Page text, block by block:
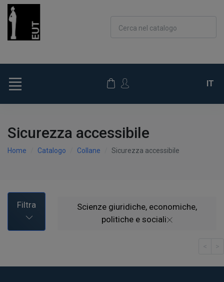
Cerca nel catalogo
IT
Sicurezza accessibile
Home Catalogo Collane Sicurezza accessibile
Filtra
Scienze giuridiche, economiche,
politiche e sociali
< >